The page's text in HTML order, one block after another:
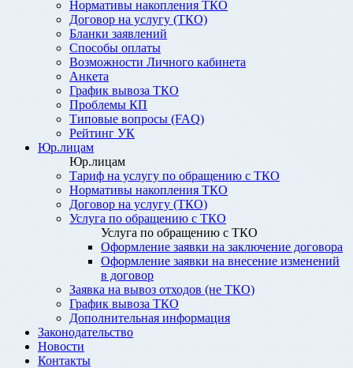
Нормативы накопления ТКО
Договор на услугу (ТКО)
Бланки заявлений
Способы оплаты
Возможности Личного кабинета
Анкета
График вывоза ТКО
Проблемы КП
Типовые вопросы (FAQ)
Рейтинг УК
Юр.лицам
Юр.лицам
Тариф на услугу по обращению с ТКО
Нормативы накопления ТКО
Договор на услугу (ТКО)
Услуга по обращению с ТКО
Услуга по обращению с ТКО
Оформление заявки на заключение договора
Оформление заявки на внесение изменений
в договор
Заявка на вывоз отходов (не ТКО)
График вывоза ТКО
Дополнительная информация
Законодательство
Новости
Контакты